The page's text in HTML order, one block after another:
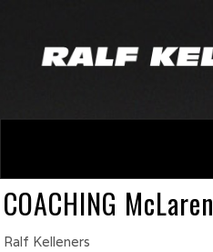
COACHING McLaren
Ralf Kelleners